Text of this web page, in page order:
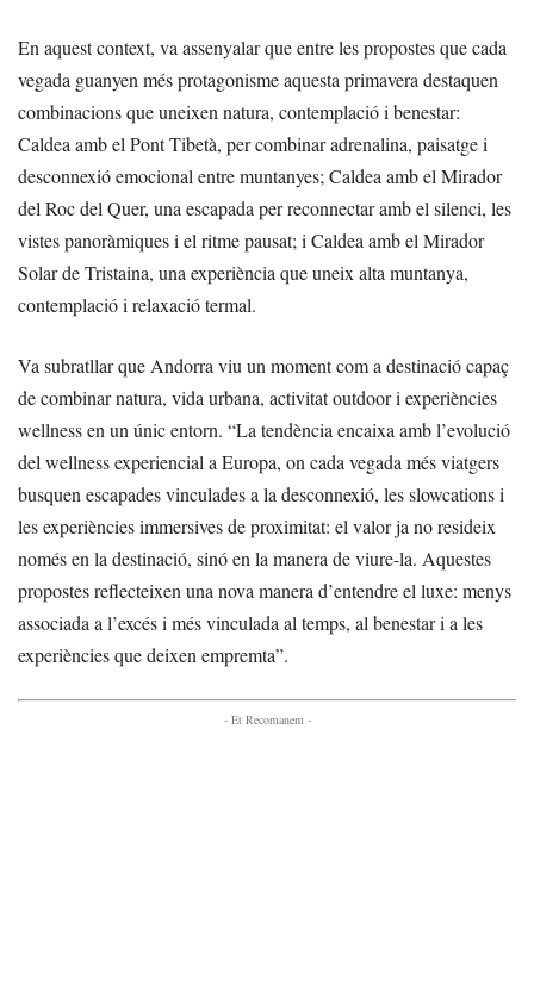
En aquest context, va assenyalar que entre les propostes que cada
vegada guanyen més protagonisme aquesta primavera destaquen
combinacions que uneixen natura, contemplació i benestar:
Caldea amb el Pont Tibetà, per combinar adrenalina, paisatge i
desconnexió emocional entre muntanyes; Caldea amb el Mirador
del Roc del Quer, una escapada per reconnectar amb el silenci, les
vistes panoràmiques i el ritme pausat; i Caldea amb el Mirador
Solar de Tristaina, una experiència que uneix alta muntanya,
contemplació i relaxació termal.
Va subratllar que Andorra viu un moment com a destinació capaç
de combinar natura, vida urbana, activitat outdoor i experiències
wellness en un únic entorn. “La tendència encaixa amb l’evolució
del wellness experiencial a Europa, on cada vegada més viatgers
busquen escapades vinculades a la desconnexió, les slowcations i
les experiències immersives de proximitat: el valor ja no resideix
només en la destinació, sinó en la manera de viure-la. Aquestes
propostes reflecteixen una nova manera d’entendre el luxe: menys
associada a l’excés i més vinculada al temps, al benestar i a les
experiències que deixen empremta”.
- Et Recomanem -